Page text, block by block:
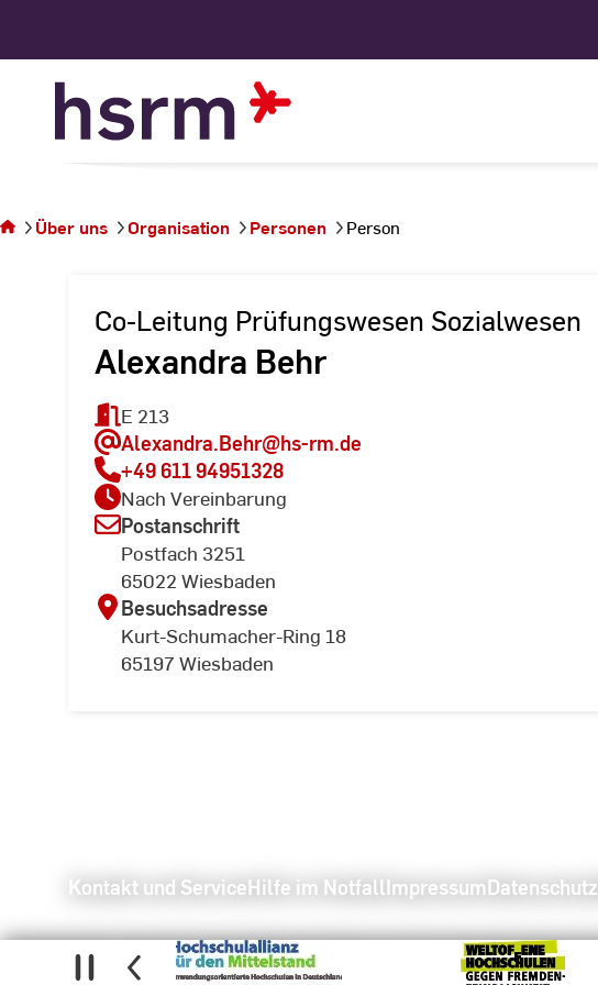
sich auf
der
Über uns Organisation Personen Person
Co-Leitung Prüfungswesen Sozialwesen
Alexandra Behr
E 213
Alexandra.Behr@hs-rm.de
+49 611 94951328
Nach Vereinbarung
Postanschrift
Postfach 3251
65022 Wiesbaden
Besuchsadresse
Kurt-Schumacher-Ring 18
65197 Wiesbaden
Kontakt und ServiceHilfe im NotfallImpressumDatenschutz